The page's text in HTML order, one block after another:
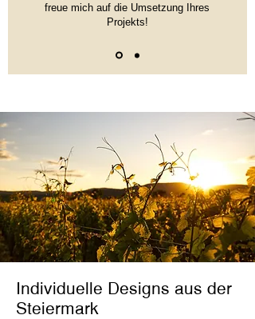
freue mich auf die Umsetzung Ihres
Projekts!
Individuelle Designs aus der
Steiermark